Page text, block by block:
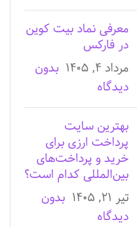
معرفی نماد بیت کوین
در فارکس
مرداد ۴, ۱۴۰۵
بدون
دیدگاه
بهترین سایت
پرداخت ارزی برای
خرید و پرداخت‌های
بین‌المللی کدام است؟
تیر ۲۱, ۱۴۰۵
بدون
دیدگاه